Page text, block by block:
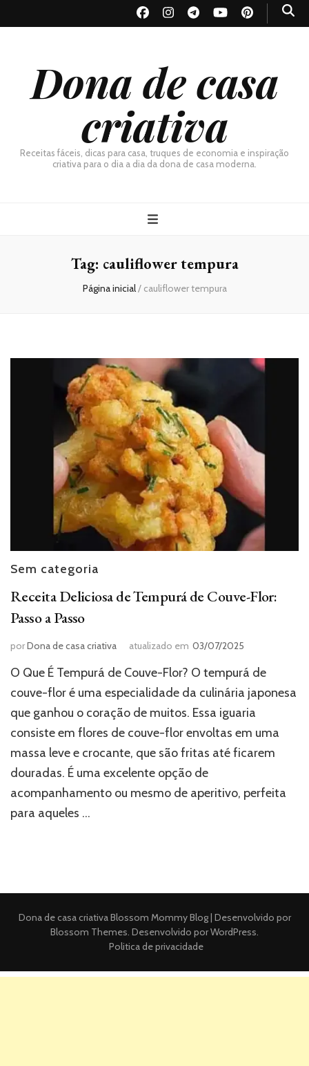
Dona de casa
criativa
Receitas fáceis, dicas para casa, truques de economia e inspiração
criativa para o dia a dia da dona de casa moderna.
Tag: cauliflower tempura
Página inicial/ cauliflower tempura
Sem categoria
Receita Deliciosa de Tempurá de Couve-Flor:
Passo a Passo
porDona de casa criativa atualizado em 03/07/2025
O Que É Tempurá de Couve-Flor? O tempurá de
couve-flor é uma especialidade da culinária japonesa
que ganhou o coração de muitos. Essa iguaria
consiste em flores de couve-flor envoltas em uma
massa leve e crocante, que são fritas até ficarem
douradas. É uma excelente opção de
acompanhamento ou mesmo de aperitivo, perfeita
para aqueles …
Dona de casa criativaBlossom Mommy Blog | Desenvolvido por
Blossom Themes. Desenvolvido porWordPress.
Politica de privacidade